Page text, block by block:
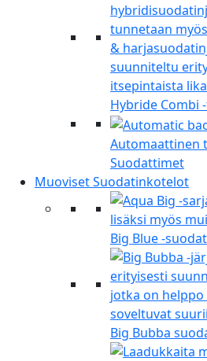
Hybride Combi
Automaattinen
Suodattimet
Muoviset Suodatinkotelot
Big Blue -
Big Bubba